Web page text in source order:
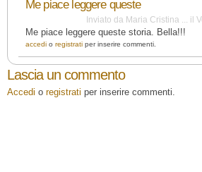
Me piace leggere queste
Inviato da Maria Cristina ... il
Me piace leggere queste storia. Bella!!!
accedi o registrati per inserire commenti.
Lascia un commento
Accedi o registrati per inserire commenti.